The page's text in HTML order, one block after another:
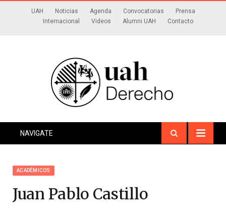
UAH Noticias Agenda Convocatorias
Prensa
Internacional
Videos Alumni UAH Contacto
NAVIGATE
ACADÉMICOS
Juan Pablo Castillo